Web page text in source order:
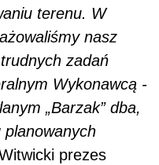
terenu. W
nasz
zadań
Wykonawcą -
„Barzak” dba,
planowanych
prezes